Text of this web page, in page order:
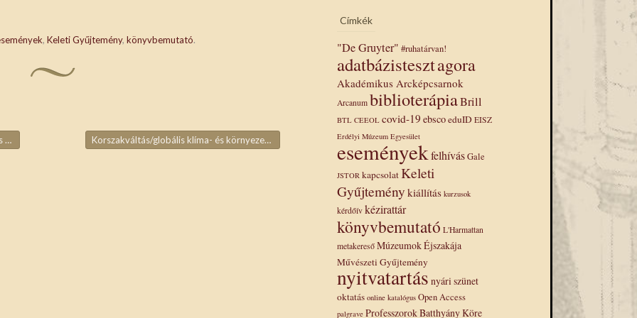
, Keleti Gyűjtemény, könyvbemutató.
Korszakváltás/globális klíma- és környezetváltozás – az űrkutató szemével →
Címkék
"De Gruyter" #ruhatárvan!
adatbázistesztagora
Akadémikus Arcképcsarnok
Arcanum biblioterápiaBrill
BTL CEEOL covid-19 ebscoeduID EISZ
Erdélyi Múzeum Egyesület
eseményekfelhívásGale
JSTOR kapcsolatKeleti
Gyűjtemény kiállítás kurzusok
kérdőív kézirattár
könyvbemutató L'Harmattan
metakereső Múzeumok Éjszakája
Művészeti Gyűjtemény
nyitvatartás nyári szünet
oktatás online katalógus Open Access
palgrave Professzorok Batthyány Köre